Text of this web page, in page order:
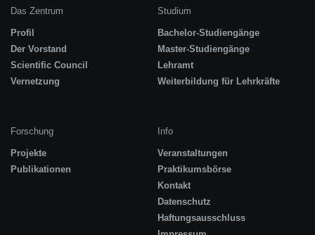
Das Zentrum
Profil
Der Vorstand
Scientific Council
Vernetzung
Studium
Bachelor-Studiengänge
Master-Studiengänge
Lehramt
Weiterbildung für Lehrkräfte
Forschung
Projekte
Publikationen
Info
Veranstaltungen
Praktikumsbörse
Kontakt
Datenschutz
Haftungsausschluss